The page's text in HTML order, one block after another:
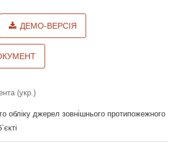
ДЕМО-ВЕРСІЯ
(укр.)
обліку джерел зовнішнього протипожежного